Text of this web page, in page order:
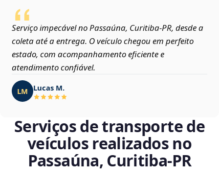
Serviço impecável no Passaúna, Curitiba‑PR, desde a
coleta até a entrega. O veículo chegou em perfeito
estado, com acompanhamento eficiente e
atendimento confiável.
LM Lucas M.
Serviços de transporte de
veículos realizados no
Passaúna, Curitiba‑PR